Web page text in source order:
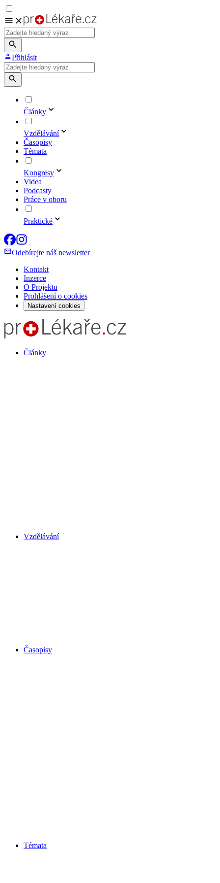
Přihlásit
Články
Vzdělávání
Časopisy
Témata
Kongresy
Videa
Podcasty
Práce v oboru
Praktické
Odebírejte náš newsletter
Kontakt
Inzerce
O Projektu
Prohlášení o cookies
Nastavení cookies
Články
Vzdělávání
Časopisy
Témata